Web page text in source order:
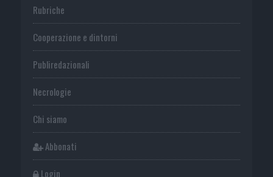
Rubriche
Cooperazione e dintorni
Publiredazionali
Necrologie
Chi siamo
Abbonati
Login